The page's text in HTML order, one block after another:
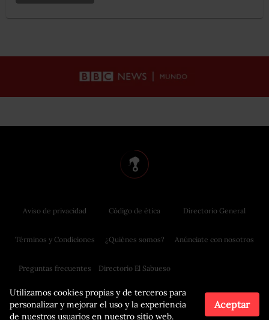
Utilizamos cookies propias y de terceros para
personalizar y mejorar el uso y la experiencia
de nuestros usuarios en nuestro sitio web.
Aceptar
Aviso de privacidad
Términos y Condiciones
Preguntas frecuentes
Código de ética
¿Quiénes somos?
Directorio El Sabueso
Directorio General
Anúnciate con nosotros